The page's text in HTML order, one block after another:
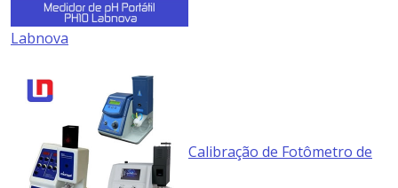
Labnova
Calibração de Fotômetro de